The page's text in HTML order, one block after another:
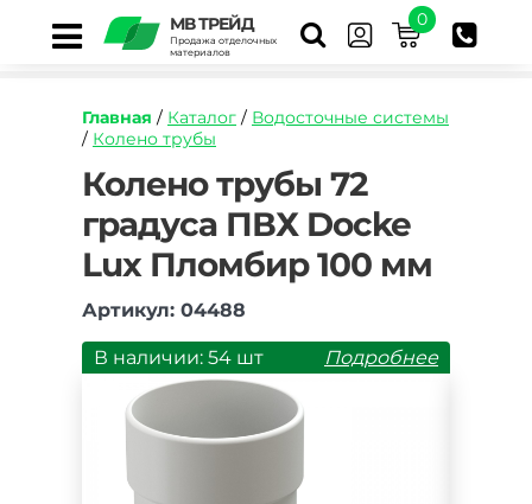
МВ ТРЕЙД
Продажа отделочных
материалов
0
Главная / Каталог / Водосточные системы
/ Колено трубы
https://mvtrade.ru/images/id/normal/koleno-
truby-
72-
gradusa-
pvh-
lux-
100-
mm.jpg
Колено трубы 72
градуса ПВХ Docke
Lux Пломбир 100 мм
Артикул: 04488
В наличии: 54 шт Подробнее